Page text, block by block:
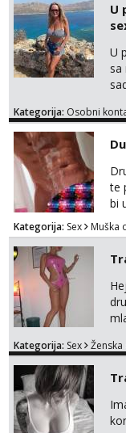
U
U
sa
Kategorija: Osobni
te
bi
za
Kategorija: Sex Muška
Kategorija: Sex